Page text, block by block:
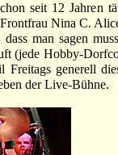
seit 12 Jahren
Frontfrau Nina C.
man sagen
(jede Hobby-
Freitags generell
der Live-Bühne.